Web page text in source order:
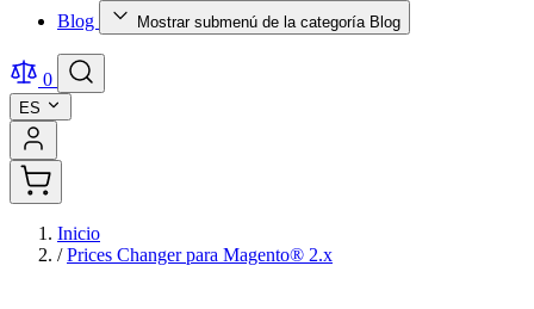
Blog
Mostrar submenú de la categoría Blog
0
ES
Inicio
/ Prices Changer para Magento® 2.x